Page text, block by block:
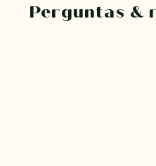
Perguntas &